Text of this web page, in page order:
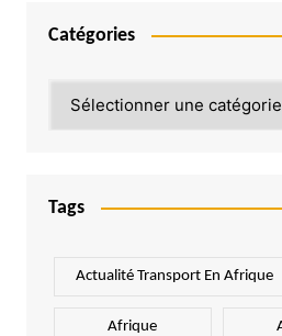
Catégories
Tags
Actualité Transport En Afrique
Afrique